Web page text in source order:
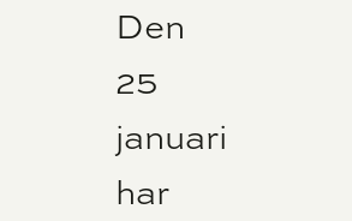
Den
25
januari
har